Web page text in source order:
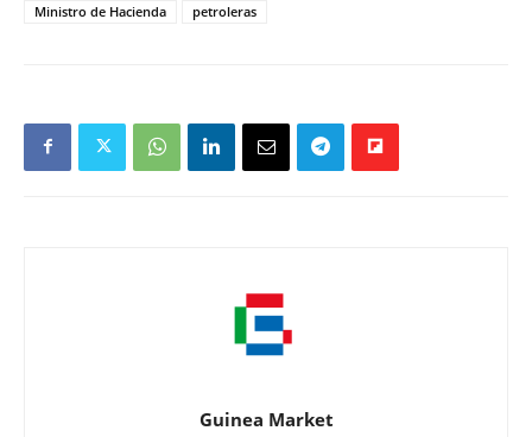
Ministro de Hacienda
petroleras
Guinea Market